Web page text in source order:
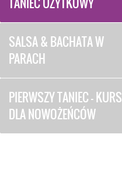
SALSA & BACHATA W
PARACH
PIERWSZY TANIEC - KURS
DLA NOWOŻEŃCÓW